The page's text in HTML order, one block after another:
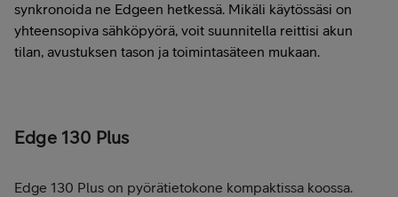
synkronoida ne Edgeen hetkessä. Mikäli käytössäsi on
yhteensopiva sähköpyörä, voit suunnitella reittisi akun
tilan, avustuksen tason ja toimintasäteen mukaan.
Edge 130 Plus
Edge 130 Plus on pyörätietokone kompaktissa koossa.